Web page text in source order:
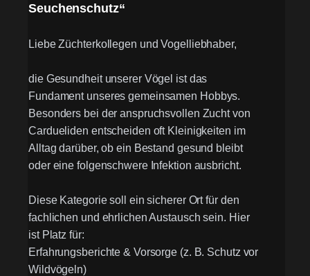
Seuchenschutz“
Liebe Züchterkollegen und Vogelliebhaber,
die Gesundheit unserer Vögel ist das
Fundament unseres gemeinsamen Hobbys.
Besonders bei der anspruchsvollen Zucht von
Cardueliden entscheiden oft Kleinigkeiten im
Alltag darüber, ob ein Bestand gesund bleibt
oder eine folgenschwere Infektion ausbricht.
Diese Kategorie soll ein sicherer Ort für den
fachlichen und ehrlichen Austausch sein. Hier
ist Platz für:
Erfahrungsberichte & Vorsorge (z. B. Schutz vor
Wildvögeln)